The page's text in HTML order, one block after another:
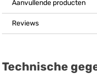
Aanvullende producten
Reviews
Technische